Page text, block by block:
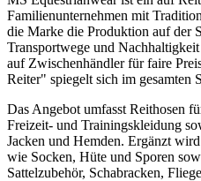
Familienunternehmen mit
die Marke die Produktion auf der
Transportwege und
auf Zwischenhändler für faire
Reiter" spiegelt sich im gesamten
Das Angebot umfasst Reithosen
Freizeit- und Trainingskleidung
Jacken und Hemden. Ergänzt
wie Socken, Hüte und Sporen
Sattelzubehör, Schabracken,